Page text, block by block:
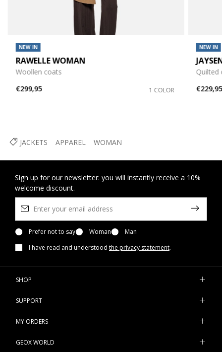
JACKETS APPAREL WOMAN
NEW IN
RAWELLE WOMAN
Woollen coats
€299,95
1 COLOR
NEW IN
Quilted
€229,95
Sign up for our newsletter: you will instantly receive a 10%
welcome discount.
Prefer not to say Woman
Man
I have read and understood the privacy statement.
SHOP
SUPPORT
MY ORDERS
GEOX WORLD